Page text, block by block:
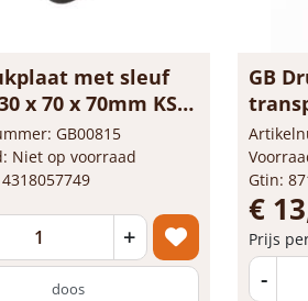
met sleuf
x 70 x 70mm KS
GB00815
Niet op voorraad
+
doos
GB
x 70
Gtin:
€
Prijs
-